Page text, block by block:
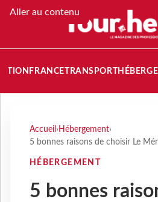
Aller au contenu
FRANCETRANSPORT
Accueil › Hébergement›
5 bonnes raisons de choisir Le
HÉBERGEMENT
5 bonnes